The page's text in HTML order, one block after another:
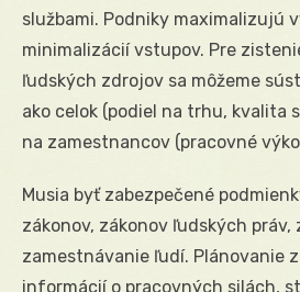
službami. Podniky maximalizujú
minimalizácií vstupov. Pre
ľudských zdrojov sa môžeme
ako celok (podiel na trhu, kvalita
na zamestnancov (pracovné
Musia byť zabezpečené
zákonov, zákonov ľudských práv,
zamestnávanie ľudí. Plánovanie
informácií o pracovných silách,